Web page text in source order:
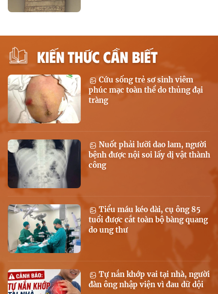
KIẾN THỨC CẦN BIẾT
Cứu sống trẻ sơ sinh viêm
phúc mạc toàn thể do thủng đại
tràng
Nuốt phải lưỡi dao lam, người
bệnh được nội soi lấy dị vật thành
công
Tiểu máu kéo dài, cụ ông 85
tuổi được cắt toàn bộ bàng quang
do ung thư
Tự nắn khớp vai tại nhà, người
đàn ông nhập viện vì đau dữ dội